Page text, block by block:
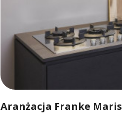
Aranżacja Franke Maris